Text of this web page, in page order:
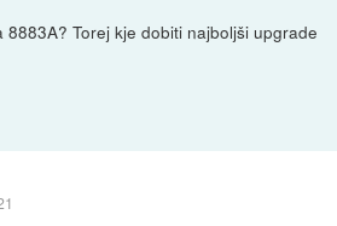
Torej kje dobiti najboljši upgrade